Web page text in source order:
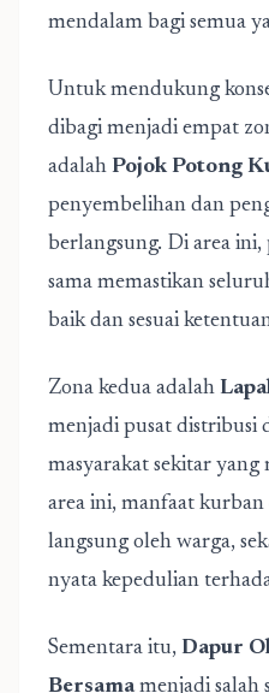
mendalam bagi semua
Untuk mendukung
dibagi menjadi empat
adalah Pojok Potong
penyembelihan dan
berlangsung. Di area
sama memastikan
baik dan sesuai
Zona kedua adalah
menjadi pusat distribusi
masyarakat sekitar
area ini, manfaat kurban
langsung oleh warga,
nyata kepedulian
Sementara itu, Dapur
Bersamamenjadi salah